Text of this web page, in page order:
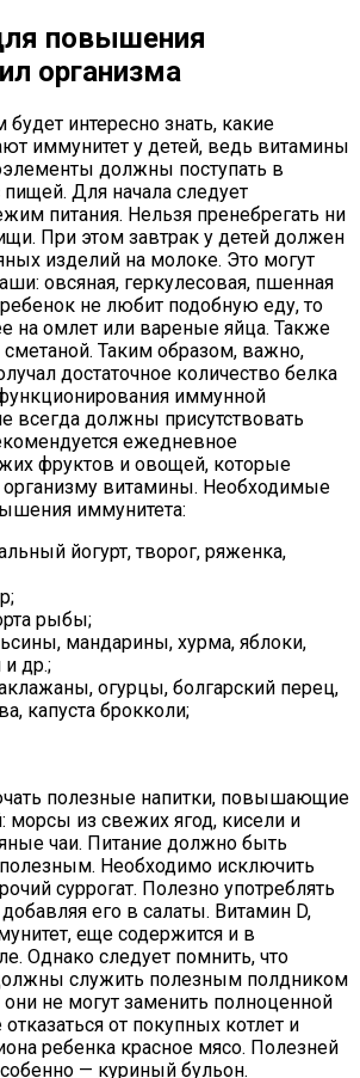
повышения
организма
интересно знать, какие
иммунитет у детей, ведь витамины
должны поступать в
Для начала следует
питания. Нельзя пренебрегать ни
При этом завтрак у детей должен
изделий на молоке. Это могут
овсяная, геркулесовая, пшенная
не любит подобную еду, то
на омлет или вареные яйца. Также
сметаной. Таким образом, важно,
достаточное количество белка
иммунной
всегда должны присутствовать
ежедневное
фруктов и овощей, которые
витамины. Необходимые
иммунитета:
йогурт, творог, ряженка,
рыбы;
мандарины, хурма, яблоки,
др.;
огурцы, болгарский перец,
капуста брокколи;
полезные напитки, повышающие
морсы из свежих ягод, кисели и
чаи. Питание должно быть
Необходимо исключить
суррогат. Полезно употреблять
его в салаты. Витамин D,
еще содержится и в
Однако следует помнить, что
служить полезным полдником
не могут заменить полноценной
от покупных котлет и
ребенка красное мясо. Полезней
— куриный бульон.